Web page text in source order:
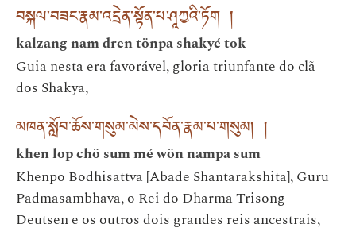
བསྐལ་བཟང་རྣམ་འདྲེན་སྟོན་པ་ཤཱཀྱའི་ཏོག །
kalzang nam dren tönpa shakyé tok
Guia nesta era favorável, gloria triunfante do clã
dos Shakya,
མཁན་སློབ་ཆོས་གསུམ་མེས་དབོན་རྣམ་པ་གསུམ། །
khen lop chö sum mé wön nampa sum
Khenpo Bodhisattva [Abade Shantarakshita], Guru
Padmasambhava, o Rei do Dharma Trisong
Deutsen e os outros dois grandes reis ancestrais,